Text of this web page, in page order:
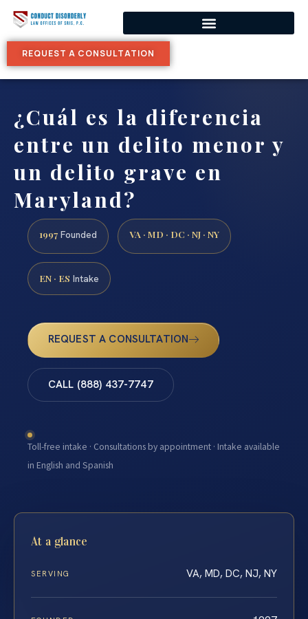
REQUEST A CONSULTATION
¿Cuál es la diferencia
entre un delito menor y
un delito grave en
Maryland?
1997 Founded VA · MD · DC · NJ · NY
EN · ES Intake
REQUEST A CONSULTATION
CALL (888) 437-7747
Toll-free intake · Consultations by appointment · Intake available
in English and Spanish
At a glance
SERVING VA, MD, DC, NJ, NY